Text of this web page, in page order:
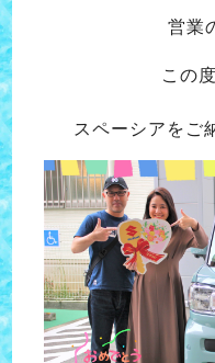
営業
この
スペーシアをご